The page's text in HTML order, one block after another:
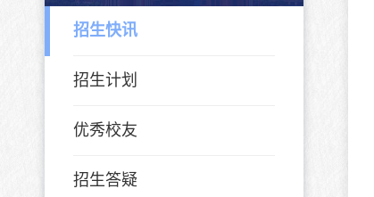
招生快讯
招生计划
优秀校友
招生答疑